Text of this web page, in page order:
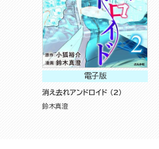
電子版
消え去れアンドロイド （2）
鈴木真澄